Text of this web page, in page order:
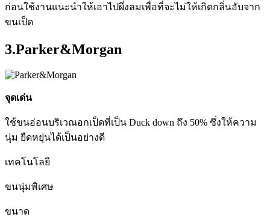
ก่อนใช้งานแนะนำให้เอาไปผึ่งลมเพื่อที่จะไม่ให้เกิดกลิ่นอับจาก
ขนเป็ด
3.Parker&Morgan
จุดเด่น
ใช้ขนอ่อนบริเวณอกเป็ดที่เป็น Duck down ถึง 50% ซึ่งให้ความ
นุ่ม ยืดหยุ่นได้เป็นอย่างดี
เทคโนโลยี
ขนนุ่มพิเศษ
ขนาด